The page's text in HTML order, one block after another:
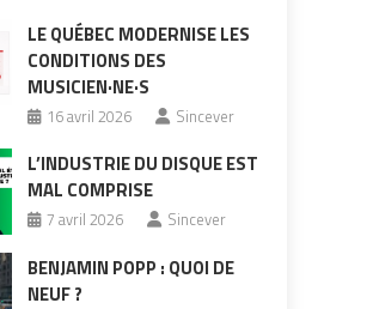
LE QUÉBEC MODERNISE LES
CONDITIONS DES
MUSICIEN·NE·S
16 avril 2026 Sincever
L’INDUSTRIE DU DISQUE EST
MAL COMPRISE
7 avril 2026 Sincever
BENJAMIN POPP : QUOI DE
NEUF ?